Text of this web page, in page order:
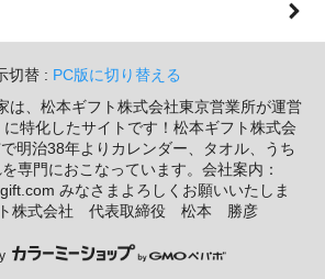
切替 : PC版に切り替える
は、松本ギフト株式会社東京営業所が運営
特化したサイトです！松本ギフト株式会
明治38年よりカレンダー、タオル、うち
専門におこなっています。会社案内：
みなさまよろしくお願いいたしま
ト株式会社 代表取締役 松本 勝彦